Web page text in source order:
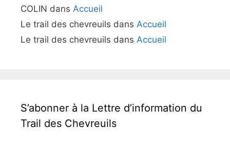
COLIN dans Accueil
Le trail des chevreuils dans Accueil
Le trail des chevreuils dans Accueil
S’abonner à la Lettre d’information du
Trail des Chevreuils